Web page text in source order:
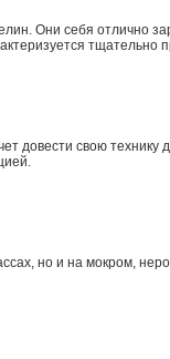
Они себя отлично
тщательно
довести свою
но и на мокром,